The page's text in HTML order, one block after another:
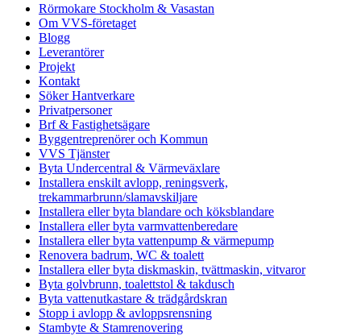
Rörmokare Stockholm & Vasastan
Om VVS-företaget
Blogg
Leverantörer
Projekt
Kontakt
Söker Hantverkare
Privatpersoner
Brf & Fastighetsägare
Byggentreprenörer och Kommun
VVS Tjänster
Byta Undercentral & Värmeväxlare
Installera enskilt avlopp, reningsverk,
trekammarbrunn/slamavskiljare
Installera eller byta blandare och köksblandare
Installera eller byta varmvattenberedare
Installera eller byta vattenpump & värmepump
Renovera badrum, WC & toalett
Installera eller byta diskmaskin, tvättmaskin, vitvaror
Byta golvbrunn, toalettstol & takdusch
Byta vattenutkastare & trädgårdskran
Stopp i avlopp & avloppsrensning
Stambyte & Stamrenovering